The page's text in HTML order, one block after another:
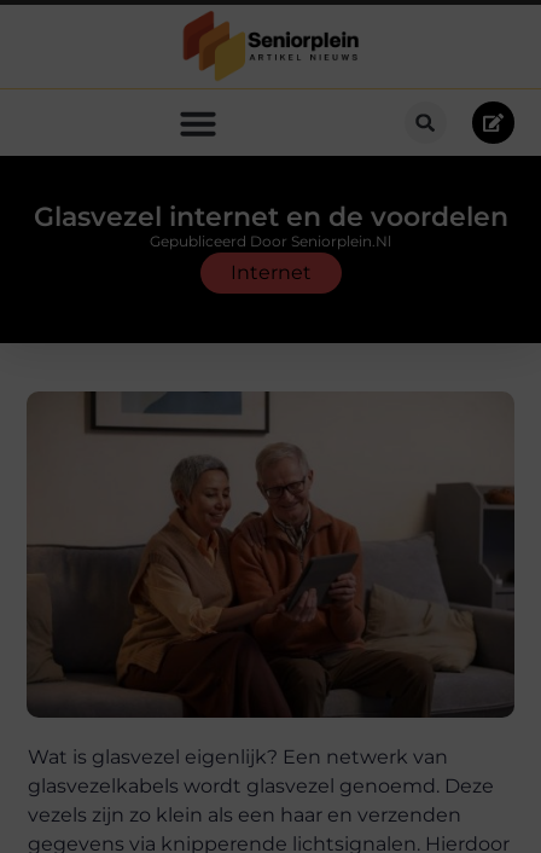
Glasvezel internet en de voordelen
Internet
Gepubliceerd Door Seniorplein.nl
Wat is glasvezel eigenlijk? Een netwerk van
glasvezelkabels wordt glasvezel genoemd. Deze
vezels zijn zo klein als een haar en verzenden
gegevens via knipperende lichtsignalen. Hierdoor